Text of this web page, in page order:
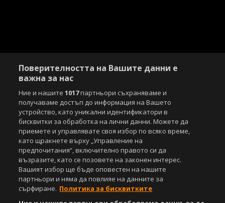
Поверителността на Вашите данни е
важна за нас
Ние и нашите1017партньори съхраняваме и
получаваме достъп до информация на Вашето
устройство, като уникални идентификатори в
бисквитки за обработка на лични данни. Можете да
приемете и управлявате своя избор по всяко време,
като щракнете върху „Управление на
предпочитания“, включително правото си да
възразите, като се позовете на законен интерес.
Вашият избор ще бъде оповестен на нашите
партньори и няма да повлияе на данните за
сърфиране. Политика за бисквитките